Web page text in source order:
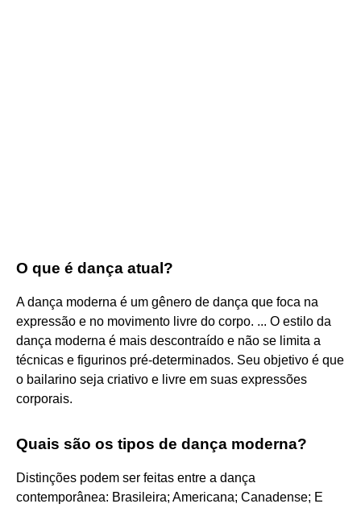
O que é dança atual?
A dança moderna é um gênero de dança que foca na
expressão e no movimento livre do corpo. ... O estilo da
dança moderna é mais descontraído e não se limita a
técnicas e figurinos pré-determinados. Seu objetivo é que
o bailarino seja criativo e livre em suas expressões
corporais.
Quais são os tipos de dança moderna?
Distinções podem ser feitas entre a dança
contemporânea: Brasileira; Americana; Canadense; E